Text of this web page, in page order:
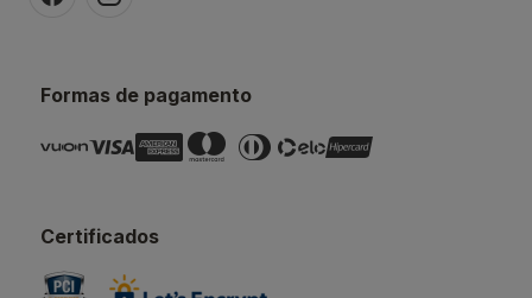
Formas de pagamento
Certificados